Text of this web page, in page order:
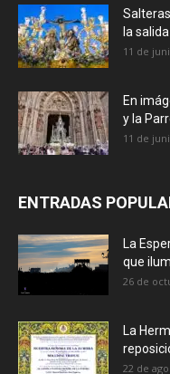
la
11 de
En
y la
11 de
ENTRADAS
La
que
26 de
La
22 de